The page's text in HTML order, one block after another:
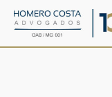
para